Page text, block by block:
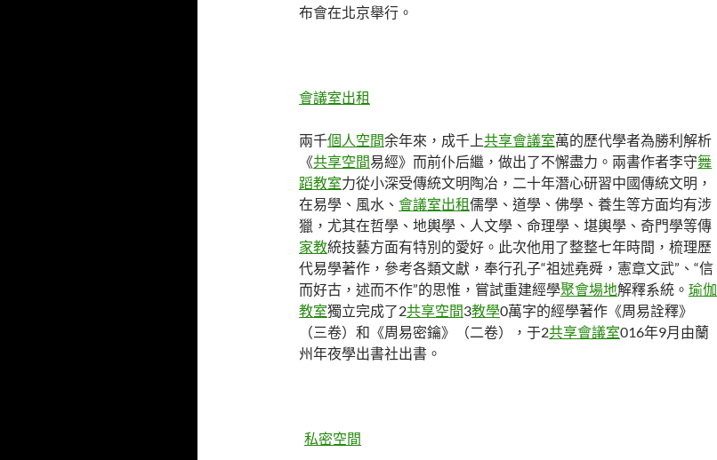
布會在北京舉行。
會議室出租
兩千個人空間余年來，成千上共享會議室萬的歷代學者為勝利解析
《共享空間易經》而前仆后繼，做出了不懈盡力。兩書作者李守舞
蹈教室力從小深受傳統文明陶冶，二十年潛心研習中國傳統文明，
在易學、風水、 會議室出租儒學、道學、佛學、養生等方面均有涉
獵，尤其在哲學、地輿學、人文學、命理學、堪輿學、奇門學等傳
家教統技藝方面有特別的愛好。此次他用了整整七年時間，梳理歷
代易學著作，參考各類文獻，奉行孔子“祖述堯舜，憲章文武”、“信
而好古，述而不作”的思惟，嘗試重建經學聚會場地解釋系統。 瑜伽
教室獨立完成了2共享空間3教學0萬字的經學著作《周易詮釋》
（三卷）和《周易密鑰》（二卷），于2共享會議室016年9月由蘭
州年夜學出書社出書。
私密空間